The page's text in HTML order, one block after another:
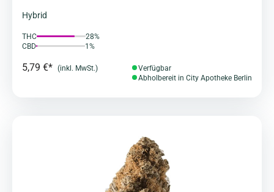
Hybrid
THC
28%
CBD
1%
5,79 €* (inkl. MwSt.)
Verfügbar
Abholbereit in City Apotheke Berlin